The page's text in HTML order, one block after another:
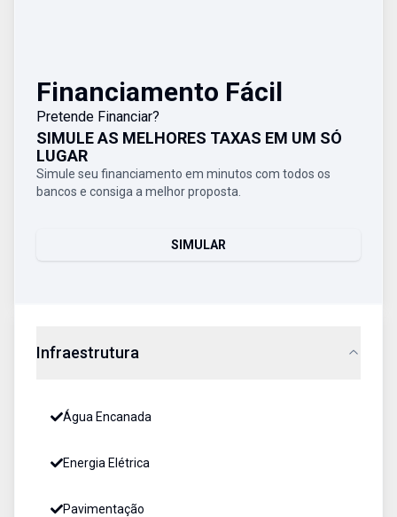
Financiamento Fácil
Pretende Financiar?
SIMULE AS MELHORES TAXAS EM UM SÓ
LUGAR
Simule seu financiamento em minutos com todos os
bancos e consiga a melhor proposta.
SIMULAR
Infraestrutura
Água Encanada
Energia Elétrica
Pavimentação